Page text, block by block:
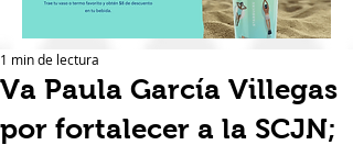
Va Paula García Villegas
por fortalecer a la SCJN;
1 min de lectura